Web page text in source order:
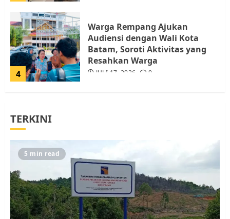
4
Warga Rempang Ajukan
Audiensi dengan Wali Kota
Batam, Soroti Aktivitas yang
Resahkan Warga
JULI 17, 2026 0
5
Pemko Batam Tegaskan RT dan
RW bukan Petugas Pendataan
dan Pemungutan Pajak
TERKINI
5 min read